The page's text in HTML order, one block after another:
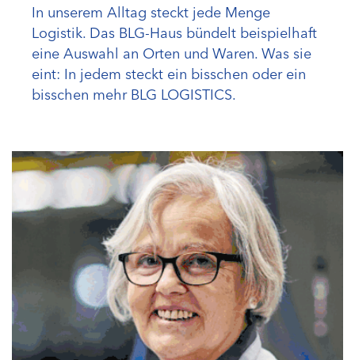
In unserem Alltag steckt jede Menge
Logistik. Das BLG-Haus bündelt beispielhaft
eine Auswahl an Orten und Waren. Was sie
eint: In jedem steckt ein bisschen oder ein
bisschen mehr BLG LOGISTICS.